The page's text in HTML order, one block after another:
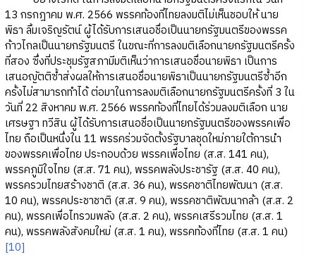
13 กรกฎาคม พ.ศ. 2566 พรรคท้องที่ไทยลงมติไม่เห็นชอบให้ นาย
พิธา ลิ้มเจริญรัตน์ ผู้ได้รับการเสนอชื่อเป็นนายกรัฐมนตรีของพรรค
ก้าวไกลเป็นนายกรัฐมนตรี ในขณะที่การลงมติเลือกนายกรัฐมนตรีครั้ง
ที่สอง ซึ่งที่ประชุมรัฐสภามีมติเห็นว่าการเสนอชื่อนายพิธา เป็นการ
เสนอญัตติซ้ำส่งผลให้การเสนอชื่อนายพิธาเป็นนายกรัฐมนตรีซ้ำอีก
ครั้งไม่สามารถทำได้ ต่อมาในการลงมติเลือกนายกรัฐมนตรีครั้งที่ 3 ใน
วันที่ 22 สิงหาคม พ.ศ. 2566 พรรคท้องที่ไทยได้ร่วมลงมติเลือก นาย
เศรษฐา ทวีสิน ผู้ได้รับการเสนอชื่อเป็นนายกรัฐมนตรีของพรรคเพื่อ
ไทย ถือเป็นหนึ่งใน 11 พรรคร่วมจัดตั้งรัฐบาลชุดใหม่ภายใต้การนำ
ของพรรคเพื่อไทย ประกอบด้วย พรรคเพื่อไทย (ส.ส. 141 คน),
พรรคภูมิใจไทย (ส.ส. 71 คน), พรรคพลังประชารัฐ (ส.ส. 40 คน),
พรรครวมไทยสร้างชาติ (ส.ส. 36 คน), พรรคชาติไทยพัฒนา (ส.ส.
10 คน), พรรคประชาชาติ (ส.ส. 9 คน), พรรคชาติพัฒนากล้า (ส.ส. 2
คน), พรรคเพื่อไทรวมพลัง (ส.ส. 2 คน), พรรคเสรีรวมไทย (ส.ส. 1
คน), พรรคพลังสังคมใหม่ (ส.ส. 1 คน), พรรคท้องที่ไทย (ส.ส. 1 คน)
[10]